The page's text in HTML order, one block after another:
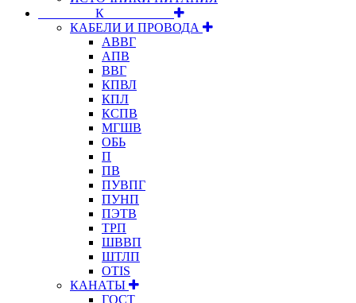
⠀⠀⠀⠀⠀⠀К⠀⠀⠀⠀⠀⠀⠀
КАБЕЛИ И ПРОВОДА
АВВГ
АПВ
ВВГ
КПВЛ
КПЛ
КСПВ
МГШВ
ОБЬ
П
ПВ
ПУВПГ
ПУНП
ПЭТВ
ТРП
ШВВП
ШТЛП
OTIS
КАНАТЫ
ГОСТ